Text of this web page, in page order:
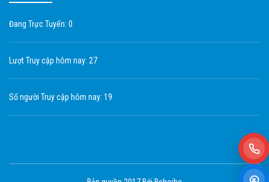
Đang Trực Tuyến: 0
Lượt Truy cập hôm nay: 27
Số người Truy cập hôm nay: 19